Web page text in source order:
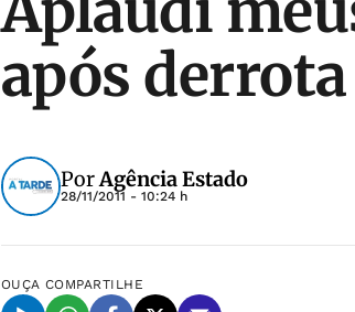
após
PorAgência Estado
28/11/2011 - 10:24 h
OUÇA COMPARTILHE